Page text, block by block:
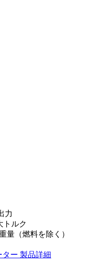
力
トルク
量（燃料を除く）
ター 製品詳細